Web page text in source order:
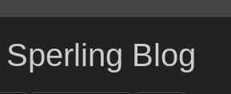
Blog